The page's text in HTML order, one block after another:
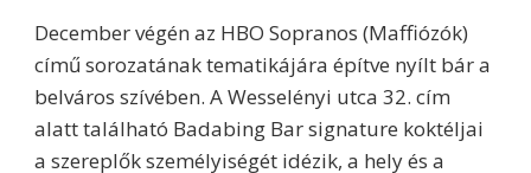
December végén az HBO Sopranos (Maffiózók)
című sorozatának tematikájára építve nyílt bár a
belváros szívében. A Wesselényi utca 32. cím
alatt található Badabing Bar signature koktéljai
a szereplők személyiségét idézik, a hely és a